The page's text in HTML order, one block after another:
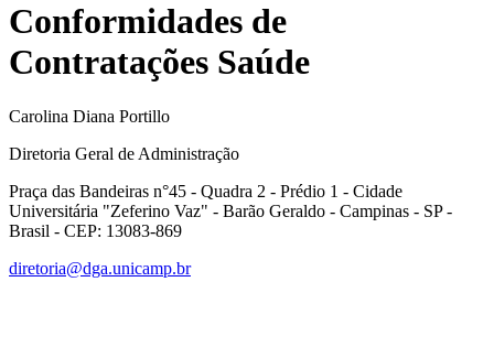
Conformidades de
Contratações Saúde
Carolina Diana Portillo
Diretoria Geral de Administração
Praça das Bandeiras n°45 - Quadra 2 - Prédio 1 - Cidade
Universitária "Zeferino Vaz" - Barão Geraldo - Campinas - SP -
Brasil - CEP: 13083-869
diretoria@dga.unicamp.br